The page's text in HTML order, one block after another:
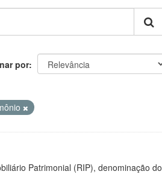
por
Patrimonial (RIP), denominação do